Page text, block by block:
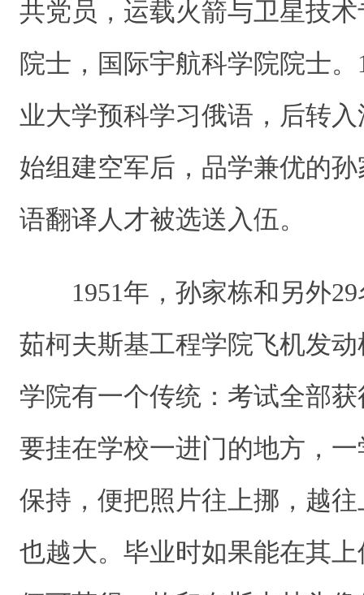
共党员，运载火箭与卫星技
院士，国际宇航科学院院士
业大学预科学习俄语，后转
始组建空军后，品学兼优的
语翻译人才被选送入伍。
1951年，孙家栋和另外29
茹柯夫斯基工程学院飞机发
学院有一个传统：考试全部
要挂在学校一进门的地方，
保持，便把照片往上挪，越
也越大。毕业时如果能在其